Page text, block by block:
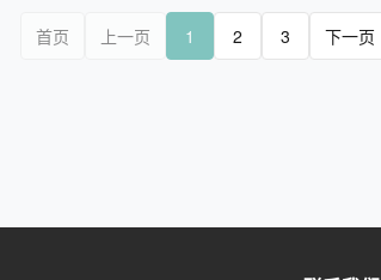
首页 上一页 1 2 3 下一页